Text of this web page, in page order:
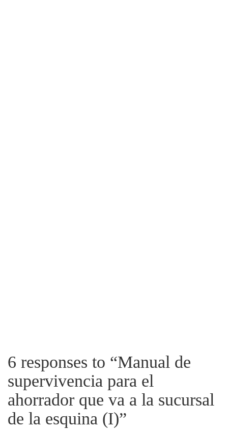
6 responses to “Manual de
supervivencia para el
ahorrador que va a la sucursal
de la esquina (I)”